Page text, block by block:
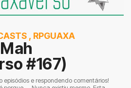
, RPGUAXA
#167)
episódios e respondendo comentários!